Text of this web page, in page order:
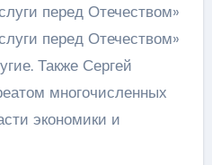
перед Отечеством»
перед Отечеством»
Также Сергей
многочисленных
экономики и